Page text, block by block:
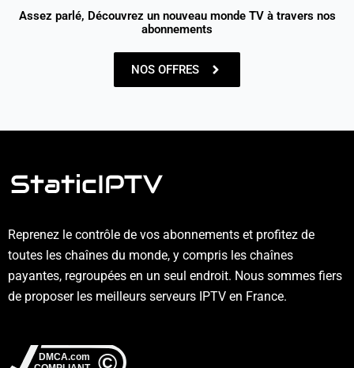
Assez parlé, Découvrez un nouveau monde TV à travers nos
abonnements
NOS OFFRES
Reprenez le contrôle de vos abonnements et profitez de
toutes les chaînes du monde, y compris les chaînes
payantes, regroupées en un seul endroit. Nous sommes fiers
de proposer les meilleurs serveurs IPTV en France.